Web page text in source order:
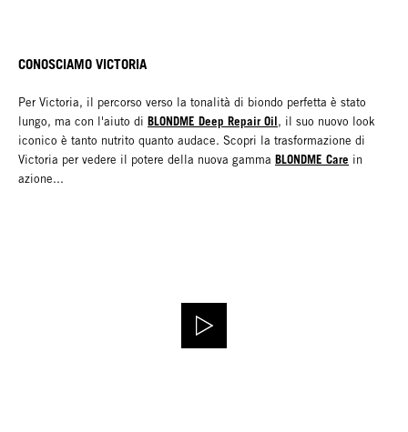
CONOSCIAMO VICTORIA
Per Victoria, il percorso verso la tonalità di biondo perfetta è stato
lungo, ma con l'aiuto di BLONDME Deep Repair Oil, il suo nuovo look
iconico è tanto nutrito quanto audace. Scopri la trasformazione di
Victoria per vedere il potere della nuova gamma BLONDME Care in
azione...